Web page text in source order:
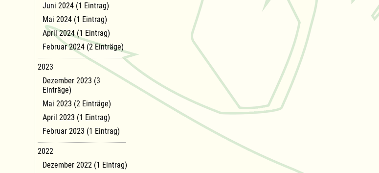
Juni 2024 (1 Eintrag)
Mai 2024 (1 Eintrag)
April 2024 (1 Eintrag)
Februar 2024 (2 Einträge)
2023
Dezember 2023 (3
Einträge)
Mai 2023 (2 Einträge)
April 2023 (1 Eintrag)
Februar 2023 (1 Eintrag)
2022
Dezember 2022 (1 Eintrag)